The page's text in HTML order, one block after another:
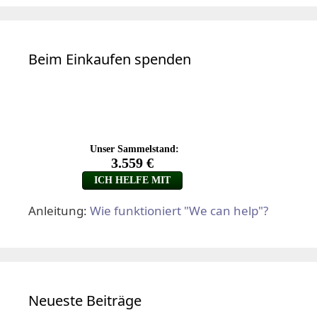
Beim Einkaufen spenden
Anleitung: Wie funktioniert "We can help"?
Neueste Beiträge